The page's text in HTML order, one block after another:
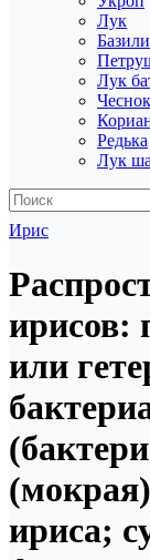
Лук
Лук
Чеснок
Редька
Лук
Ирис
ирисов:
или
ириса;